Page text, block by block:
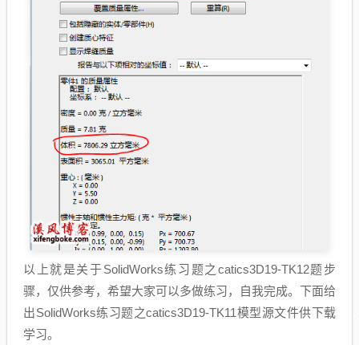
以上就是关于SolidWorks练习题之catics3D19-TK12题步
骤，仅供参考，希望大家可以多做练习，自我完成。下面给
出SolidWorks练习题之catics3D19-TK11模型源文件供下载
学习。